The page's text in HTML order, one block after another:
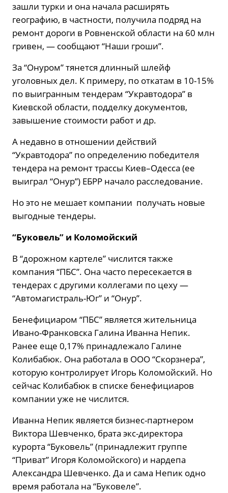
зашли турки и она начала расширять
географию, в частности, получила подряд на
ремонт дороги в Ровненской области на 60 млн
гривен, — сообщают “Наши гроши”.
За “Онуром” тянется длинный шлейф
уголовных дел. К примеру, по откатам в 10-15%
по выигранным тендерам “Укравтодора” в
Киевской области, подделку документов,
завышение стоимости работ и др.
А недавно в отношении действий
“Укравтодора” по определению победителя
тендера на ремонт трассы Киев–Одесса (ее
выиграл “Онур”) ЕБРР начало расследование.
Но это не мешает компании получать новые
выгодные тендеры.
“Буковель” и Коломойский
В “дорожном картеле” числится также
компания “ПБС”. Она часто пересекается в
тендерах с другими коллегами по цеху —
“Автомагистраль-Юг” и “Онур”.
Бенефициаром “ПБС” является жительница
Ивано-Франковска Галина Иванна Непик.
Ранее еще 0,17% принадлежало Галине
Колибабюк. Она работала в ООО “Скорзнера”,
которую контролирует Игорь Коломойский. Но
сейчас Колибабюк в списке бенефициаров
компании уже не числится.
Иванна Непик является бизнес-партнером
Виктора Шевченко, брата экс-директора
курорта “Буковель” (принадлежит группе
“Приват” Игоря Коломойского) и нардепа
Александра Шевченко. Да и сама Непик одно
время работала на “Буковеле”.